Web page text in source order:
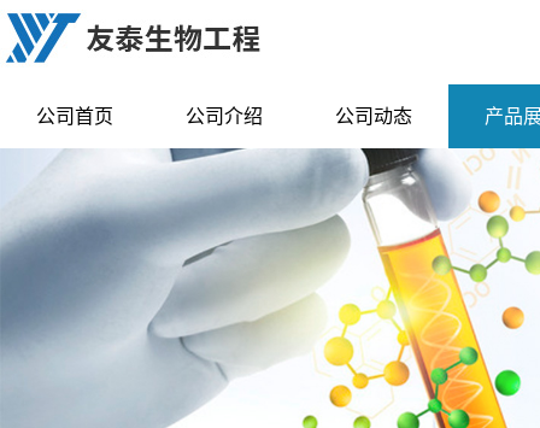
公司首页 公司介绍 公司动态 产品